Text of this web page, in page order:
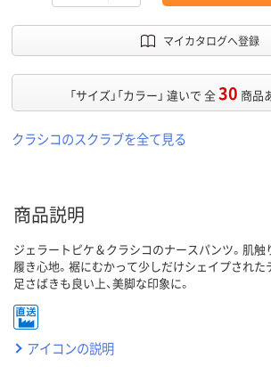
マイカタログへ登録
「サイズ」「カラー」 違いで 全30 商品
クラシコのスクラブを全て見る
商品説明
ジェラートピケ＆クラシコのナースパンツ。肌
履き心地。裾にむかって少しだけシェイプされ
足さばきも良い上、美脚な印象に。
アイコンの説明